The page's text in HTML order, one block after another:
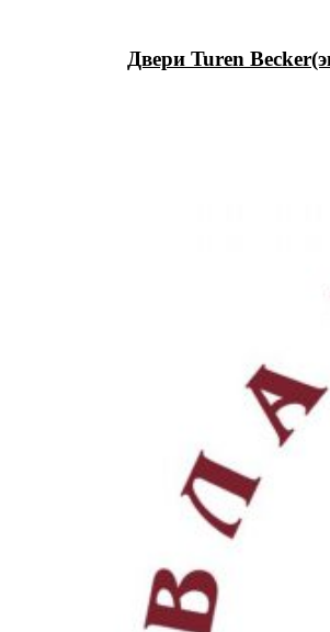
Двери Turen